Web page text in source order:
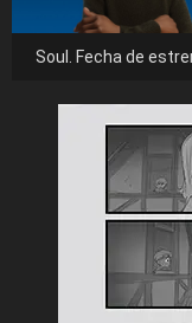
Soul. Fecha de